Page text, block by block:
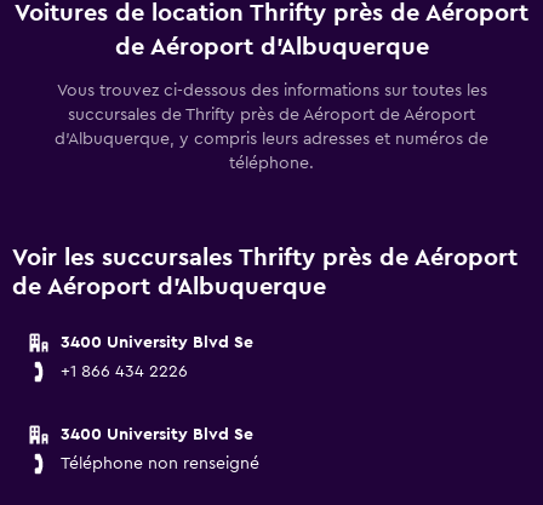
Voitures de location Thrifty près de Aéroport
de Aéroport d'Albuquerque
Vous trouvez ci-dessous des informations sur toutes les
succursales de Thrifty près de Aéroport de Aéroport
d'Albuquerque, y compris leurs adresses et numéros de
téléphone.
Voir les succursales Thrifty près de Aéroport
de Aéroport d'Albuquerque
3400 University Blvd Se
+1 866 434 2226
3400 University Blvd Se
Téléphone non renseigné